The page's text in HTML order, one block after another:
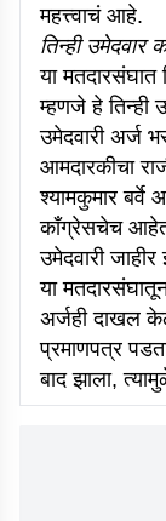
महत्त्वाचं आहे.
तिन्ही उमेदवार
या मतदारसंघात
म्हणजे हे तिन्ही
उमेदवारी अर्ज
आमदारकीचा
श्यामकुमार
काँग्रेसचेच आहेत.
उमेदवारी
या
अर्जही दाखल
प्रमाणपत्र
बाद झाला,